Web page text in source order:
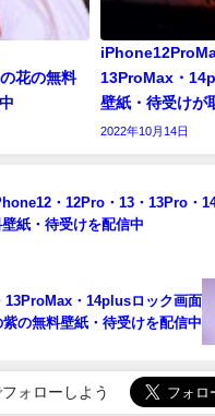
花の無料
13ProMax・
壁紙・待受けが
2022年10月14日
・12Pro・13・13Pro・
紙・待受けを配信中
・14plusロック画面
紫の無料壁紙・待受けを配信中
ォローしよう